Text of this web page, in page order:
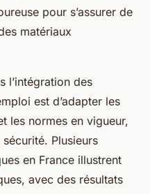
pour s’assurer de
matériaux
l’intégration des
est d’adapter les
les normes en vigueur,
Plusieurs
en France illustrent
avec des résultats